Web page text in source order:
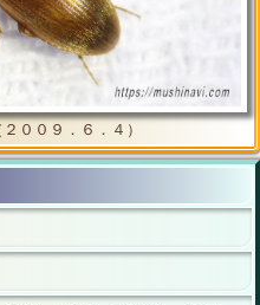
００９．６．４）